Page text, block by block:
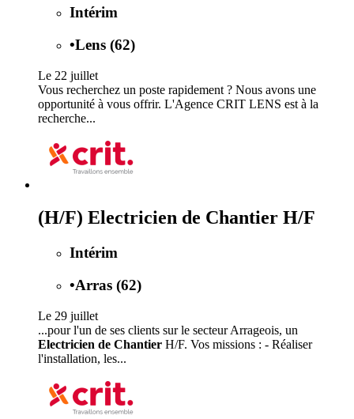
Intérim
•Lens (62)
Le 22 juillet
Vous recherchez un poste rapidement ? Nous avons une
opportunité à vous offrir. L'Agence CRIT LENS est à la
recherche...
(H/F) Electricien de Chantier H/F
Intérim
•Arras (62)
Le 29 juillet
...pour l'un de ses clients sur le secteur Arrageois, un
Electricien de Chantier H/F. Vos missions : - Réaliser
l'installation, les...